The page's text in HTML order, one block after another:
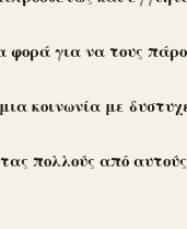
φορά για να τους
κοινωνία με
πολλούς από